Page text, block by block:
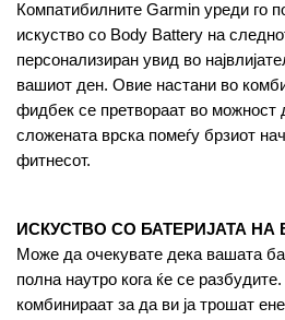
Компатибилните Garmin уреди го
искуство со Body Battery на
персонализиран увид во
вашиот ден. Овие настани во
фидбек се претвораат во можност
сложената врска помеѓу брзиот
фитнесот.
ИСКУСТВО СО БАТЕРИЈАТА
Може да очекувате дека вашата
полна наутро кога ќе се
комбинираат за да ви ја трошат